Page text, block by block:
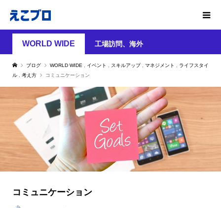
WORLD WIDE 工場訪問、海外
ブログ WORLD WIDE イベント スキルアップ マネジメント
ライフスタイ
ル
考え方 コミュニケーション
コミュニケーション